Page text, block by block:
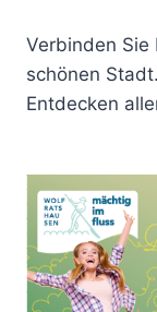
Verbinden Sie
schönen
Entdecken